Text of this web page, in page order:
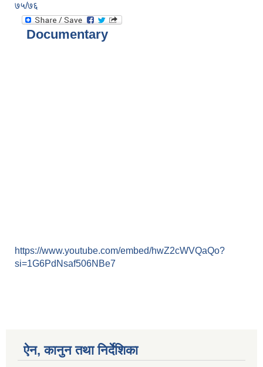
७५/७६
Documentary
https://www.youtube.com/embed/hwZ2cWVQaQo?
si=1G6PdNsaf506NBe7
ऐन, कानुन तथा निर्देशिका